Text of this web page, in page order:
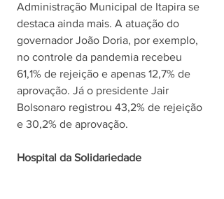
Administração Municipal de Itapira se
destaca ainda mais. A atuação do
governador João Doria, por exemplo,
no controle da pandemia recebeu
61,1% de rejeição e apenas 12,7% de
aprovação. Já o presidente Jair
Bolsonaro registrou 43,2% de rejeição
e 30,2% de aprovação.
Hospital da Solidariedade